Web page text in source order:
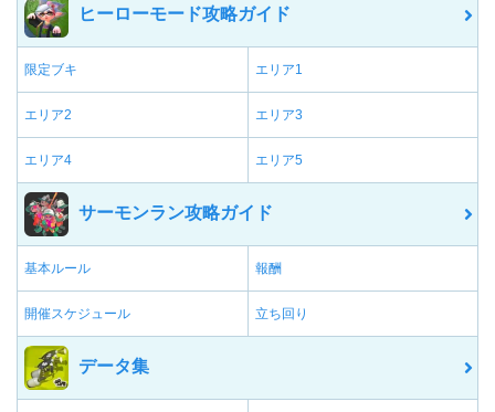
ヒーローモード攻略ガイド
限定ブキ エリア1
エリア2 エリア3
エリア4 エリア5
サーモンラン攻略ガイド
基本ルール 報酬
開催スケジュール 立ち回り
データ集